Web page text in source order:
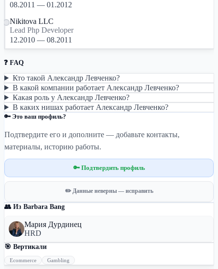
08.2011 — 01.2012
Nikitova LLC
Lead Php Developer
12.2010 — 08.2011
❓ FAQ
Кто такой Александр Левченко?
В какой компании работает Александр Левченко?
Какая роль у Александр Левченко?
В каких нишах работает Александр Левченко?
🔑 Это ваш профиль?
Подтвердите его и дополните — добавьте контакты,
материалы, историю работы.
🔑 Подтвердить профиль
✏️ Данные неверны — исправить
👥 Из Barbara Bang
Мария Дурдинец
HRD
🎯 Вертикали
Ecommerce Gambling